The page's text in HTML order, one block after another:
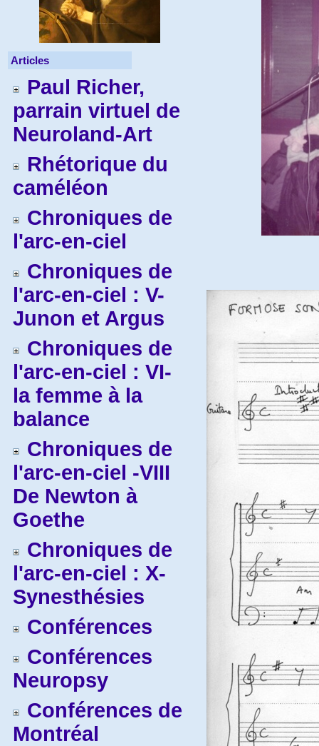
Articles
Paul Richer,
parrain virtuel de
Neuroland-Art
Rhétorique du
caméléon
Chroniques de
l'arc-en-ciel
Chroniques de
l'arc-en-ciel : V-
Junon et Argus
Chroniques de
l'arc-en-ciel : VI-
la femme à la
balance
Chroniques de
l'arc-en-ciel -VIII
De Newton à
Goethe
Chroniques de
l'arc-en-ciel : X-
Synesthésies
Conférences
Conférences
Neuropsy
Conférences de
Montréal